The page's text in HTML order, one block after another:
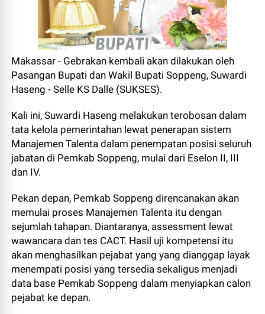
Makassar - Gebrakan kembali akan dilakukan oleh
Pasangan Bupati dan Wakil Bupati Soppeng, Suwardi
Haseng - Selle KS Dalle (SUKSES).
Kali ini, Suwardi Haseng melakukan terobosan dalam
tata kelola pemerintahan lewat penerapan sistem
Manajemen Talenta dalam penempatan posisi seluruh
jabatan di Pemkab Soppeng, mulai dari Eselon II, III
dan IV.
Pekan depan, Pemkab Soppeng direncanakan akan
memulai proses Manajemen Talenta itu dengan
sejumlah tahapan. Diantaranya, assessment lewat
wawancara dan tes CACT. Hasil uji kompetensi itu
akan menghasilkan pejabat yang yang dianggap layak
menempati posisi yang tersedia sekaligus menjadi
data base Pemkab Soppeng dalam menyiapkan calon
pejabat ke depan.